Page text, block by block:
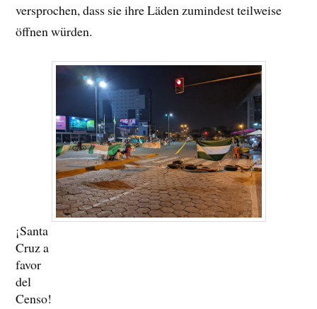
versprochen, dass sie ihre Läden zumindest teilweise
öffnen würden.
¡Santa
Cruz a
favor
del
Censo!